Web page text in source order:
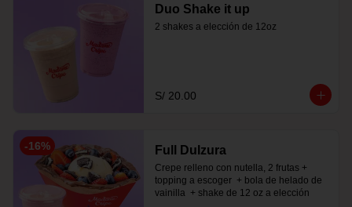
Duo Shake it up
2 shakes a elección de 12oz
S/ 20.00
-16% Full Dulzura
Crepe relleno con nutella, 2 frutas +
topping a escoger  + bola de helado de
vainilla  + shake de 12 oz a elección